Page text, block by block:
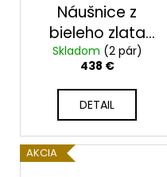
Náušnice z
bieleho zlata
2399/B/xx
Skladom (2 pár)
438 €
DETAIL
AKCIA